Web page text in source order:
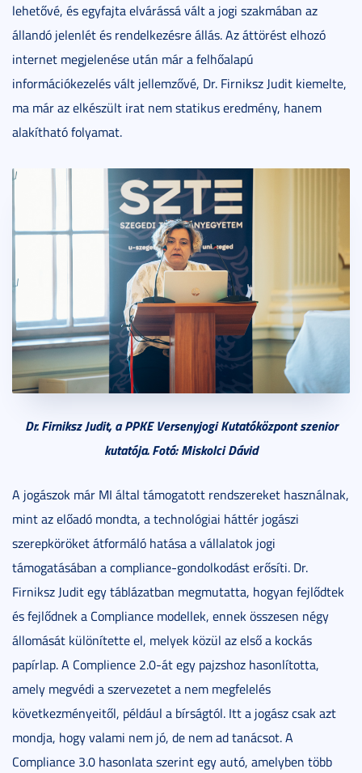
lehetővé, és egyfajta elvárássá vált a jogi szakmában az
állandó jelenlét és rendelkezésre állás. Az áttörést elhozó
internet megjelenése után már a felhőalapú
információkezelés vált jellemzővé, Dr. Firniksz Judit kiemelte,
ma már az elkészült irat nem statikus eredmény, hanem
alakítható folyamat.
Dr. Firniksz Judit, a PPKE Versenyjogi Kutatóközpont szenior
kutatója. Fotó: Miskolci Dávid
A jogászok már MI által támogatott rendszereket használnak,
mint az előadó mondta, a technológiai háttér jogászi
szerepköröket átformáló hatása a vállalatok jogi
támogatásában a compliance-gondolkodást erősíti. Dr.
Firniksz Judit egy táblázatban megmutatta, hogyan fejlődtek
és fejlődnek a Compliance modellek, ennek összesen négy
állomását különítette el, melyek közül az első a kockás
papírlap. A Complience 2.0-át egy pajzshoz hasonlította,
amely megvédi a szervezetet a nem megfelelés
következményeitől, például a bírságtól. Itt a jogász csak azt
mondja, hogy valami nem jó, de nem ad tanácsot. A
Compliance 3.0 hasonlata szerint egy autó, amelyben több